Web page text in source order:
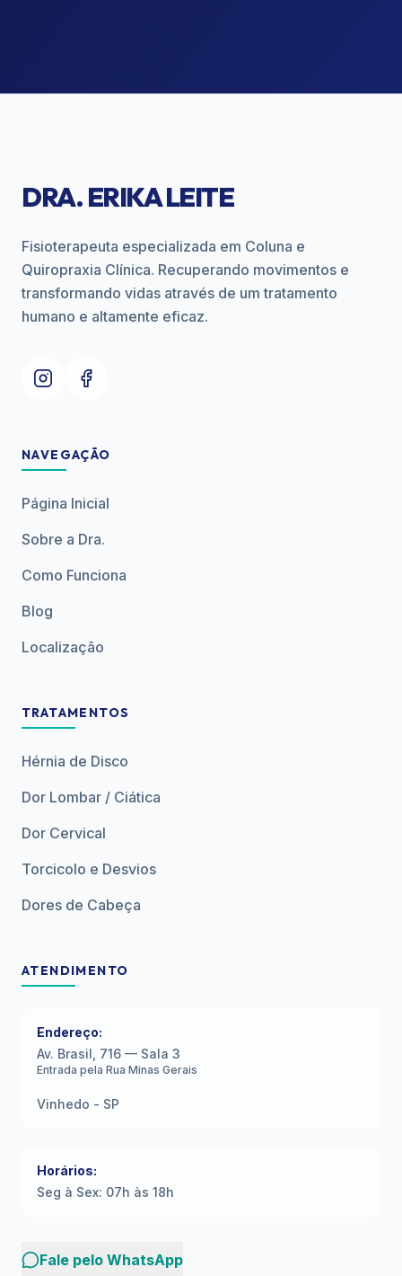
DRA. ERIKA LEITE
Fisioterapeuta especializada em Coluna e
Quiropraxia Clínica. Recuperando movimentos e
transformando vidas através de um tratamento
humano e altamente eficaz.
NAVEGAÇÃO
Página Inicial
Sobre a Dra.
Como Funciona
Blog
Localização
TRATAMENTOS
Hérnia de Disco
Dor Lombar / Ciática
Dor Cervical
Torcicolo e Desvios
Dores de Cabeça
ATENDIMENTO
Endereço:
Av. Brasil, 716 — Sala 3
Entrada pela Rua Minas Gerais
Vinhedo - SP
Horários:
Seg à Sex: 07h às 18h
Fale pelo WhatsApp